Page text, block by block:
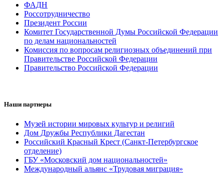
ФАДН
Россотрудничество
Президент России
Комитет Государственной Думы Российской Федерации
по делам национальностей
Комиссия по вопросам религиозных объединений при
Правительстве Российской Федерации
Правительство Российской Федерации
Наши партнеры
Музей истории мировых культур и религий
Дом Дружбы Республики Дагестан
Российский Красный Крест (Санкт-Петербургское
отделение)
ГБУ «Московский дом национальностей»
Международный альянс «Трудовая миграция»